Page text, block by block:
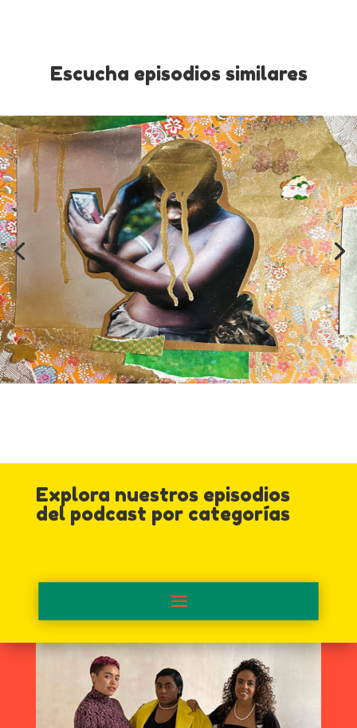
Escucha episodios similares
Explora nuestros episodios
del podcast por categorías